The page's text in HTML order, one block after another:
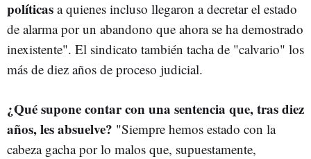
políticas a quienes incluso llegaron a decretar el estado
de alarma por un abandono que ahora se ha demostrado
inexistente". El sindicato también tacha de "calvario" los
más de diez años de proceso judicial.
¿Qué supone contar con una sentencia que, tras diez
años, les absuelve? "Siempre hemos estado con la
cabeza gacha por lo malos que, supuestamente,